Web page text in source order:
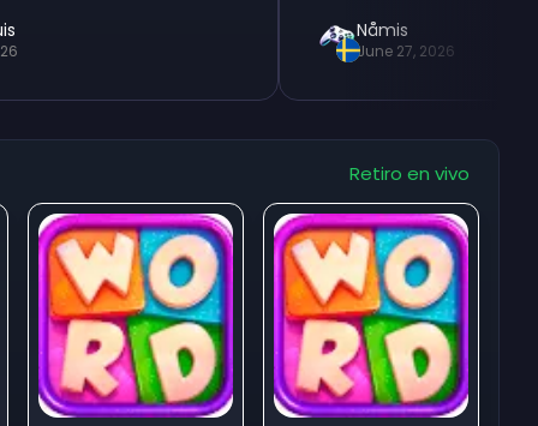
Nåmis
June 27, 2026
Retiro en vivo